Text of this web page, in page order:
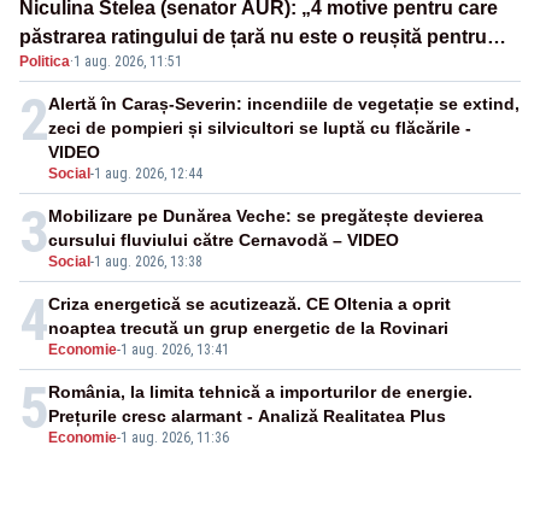
Niculina Stelea (senator AUR): „4 motive pentru care
păstrarea ratingului de țară nu este o reușită pentru
Guvernul Bolojan”
Politica·1 aug. 2026, 11:51
2
Social -1 aug. 2026, 12:44
Alertă în Caraș-Severin: incendiile de vegetație se extind,
zeci de pompieri și silvicultori se luptă cu flăcările -
VIDEO
3Social -1 aug. 2026, 13:38
Mobilizare pe Dunărea Veche: se pregătește devierea
cursului fluviului către Cernavodă – VIDEO
4 Economie-1 aug. 2026, 13:41
Criza energetică se acutizează. CE Oltenia a oprit
noaptea trecută un grup energetic de la Rovinari
5 Economie-1 aug. 2026, 11:36
România, la limita tehnică a importurilor de energie.
Prețurile cresc alarmant - Analiză Realitatea Plus